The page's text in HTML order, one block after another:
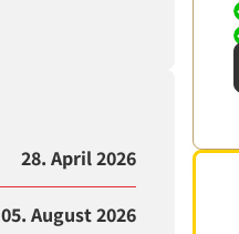
28. April 2026
05. August 2026